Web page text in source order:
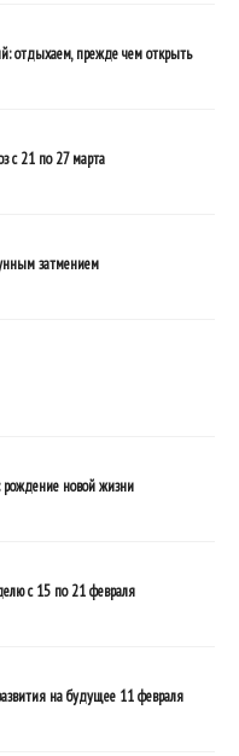
отдыхаем, прежде чем открыть
с 21 по 27 марта
затмением
рождение новой жизни
с 15 по 21 февраля
на будущее 11 февраля